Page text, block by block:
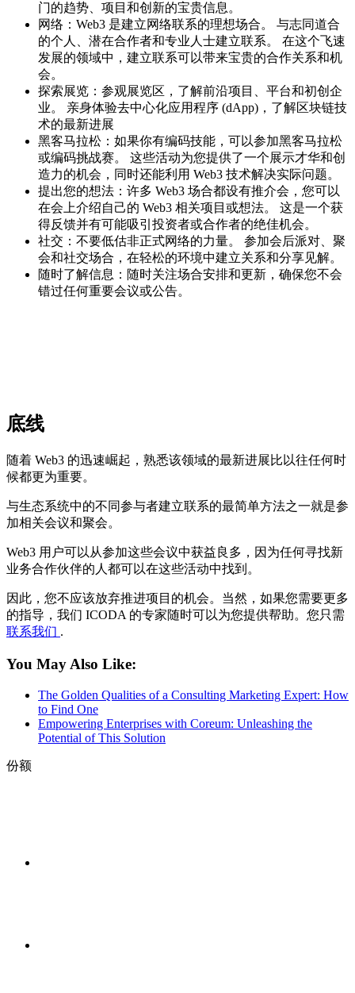
门的趋势、项目和创新的宝贵信息。
网络：Web3 是建立网络联系的理想场合。 与志同道合
的个人、潜在合作者和专业人士建立联系。 在这个飞速
发展的领域中，建立联系可以带来宝贵的合作关系和机
会。
探索展览：参观展览区，了解前沿项目、平台和初创企
业。 亲身体验去中心化应用程序 (dApp)，了解区块链技
术的最新进展
黑客马拉松：如果你有编码技能，可以参加黑客马拉松
或编码挑战赛。 这些活动为您提供了一个展示才华和创
造力的机会，同时还能利用 Web3 技术解决实际问题。
提出您的想法：许多 Web3 场合都设有推介会，您可以
在会上介绍自己的 Web3 相关项目或想法。 这是一个获
得反馈并有可能吸引投资者或合作者的绝佳机会。
社交：不要低估非正式网络的力量。 参加会后派对、聚
会和社交场合，在轻松的环境中建立关系和分享见解。
随时了解信息：随时关注场合安排和更新，确保您不会
错过任何重要会议或公告。
底线
随着 Web3 的迅速崛起，熟悉该领域的最新进展比以往任何时
候都更为重要。
与生态系统中的不同参与者建立联系的最简单方法之一就是参
加相关会议和聚会。
Web3 用户可以从参加这些会议中获益良多，因为任何寻找新
业务合作伙伴的人都可以在这些活动中找到。
因此，您不应该放弃推进项目的机会。当然，如果您需要更多
的指导，我们 ICODA 的专家随时可以为您提供帮助。您只需
联系我们 .
You May Also Like:
The Golden Qualities of a Consulting Marketing Expert: How
to Find One
Empowering Enterprises with Coreum: Unleashing the
Potential of This Solution
份额